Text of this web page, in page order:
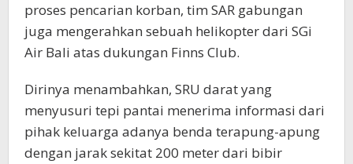
proses pencarian korban, tim SAR gabungan
juga mengerahkan sebuah helikopter dari SGi
Air Bali atas dukungan Finns Club.
Dirinya menambahkan, SRU darat yang
menyusuri tepi pantai menerima informasi dari
pihak keluarga adanya benda terapung-apung
dengan jarak sekitat 200 meter dari bibir